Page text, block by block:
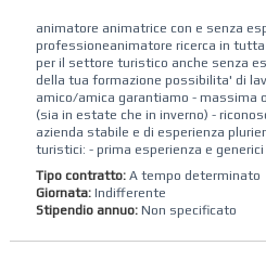
animatore animatrice con e senza
professioneanimatore ricerca in
per il settore turistico anche senza
della tua formazione possibilita' di
amico/amica garantiamo - massima
(sia in estate che in inverno) -
azienda stabile e di esperienza
turistici: - prima esperienza e generici
Tipo contratto:A tempo determinato
Giornata: Indifferente
Stipendio annuo: Non specificato